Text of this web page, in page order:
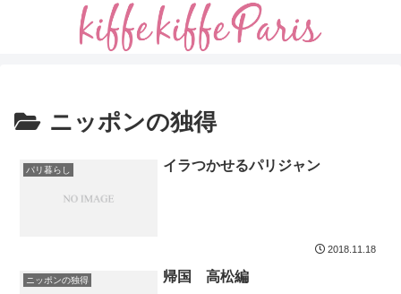
ニッポンの独得
パリ暮らし イラつかせるパリジャン
2018.11.18
ニッポンの独得 帰国 高松編